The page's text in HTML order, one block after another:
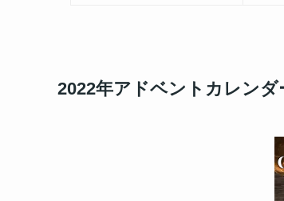
2022年アドベントカレン